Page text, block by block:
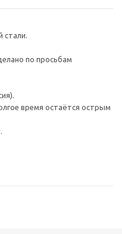
стали.
по просьбам
время остаётся острым